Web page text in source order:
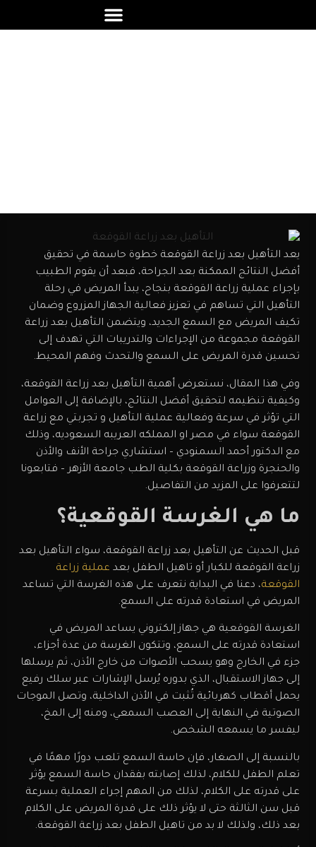
يعد التأهيل بعد زراعة القوقعة خطوة حاسمة في تحقيق
أفضل النتائج الممكنة بعد الجراحة، فبعد أن يقوم الطبيب
بإجراء عملية زراعة القوقعة بنجاح، يبدأ المريض في رحلة
التأهيل التي تساهم في تعزيز فعالية الجهاز المزروع وضمان
تكيف المريض مع السمع الجديد، ويتضمن التأهيل بعد زراعة
القوقعة مجموعة من الإجراءات والتدريبات التي تهدف إلى
تحسين قدرة المريض على السمع والتحدث وفهم المحيط.
وفي هذا المقال، نستعرض أهمية التأهيل بعد زراعة القوقعة،
وكيفية تنظيمه لتحقيق أفضل النتائج، بالإضافة إلى العوامل
التي تؤثر في سرعة وفعالية عملية التأهيل و تجربتي مع زراعة
القوقعة سواء في مصر او المملكه العريبه السعوديه، وذلك
مع الدكتور أحمد السمنودي – استشاري جراحة الأنف والأذن
والحنجرة وزراعة القوقعة بكلية الطب جامعة الأزهر – فتابعونا
لتتعرفوا على المزيد من التفاصيل.
ما هي الغرسة القوقعية؟
قبل الحديث عن التأهيل بعد زراعة القوقعة، سواء التأهيل بعد
زراعة القوقعة للكبار أو تاهيل الطفل بعد عملية زراعة
القوقعة، دعنا في البداية نتعرف على هذه الغرسة التي تساعد
المريض في استعادة قدرته على السمع.
الغرسة القوقعية هي جهاز إلكتروني يساعد المريض في
استعادة قدرته على السمع، وتتكون الغرسة من عدة أجزاء،
جزء في الخارج وهو يسحب الأصوات من خارج الأذن، ثم يرسلها
إلى جهاز الاستقبال، الذي بدوره يُرسل الإشارات عبر سلك رفيع
يحمل أقطاب كهربائية تُثبت في الأذن الداخلية، وتصل الموجات
الصوتية في النهاية إلى العصب السمعي، ومنه إلى المخ،
ليفسر ما يسمعه الشخص.
بالنسبة إلى الصغار، فإن حاسة السمع تلعب دورًا مهمًا في
تعلم الطفل للكلام، لذلك إصابته بفقدان حاسة السمع يؤثر
على قدرته على الكلام، لذلك من المهم إجراء العملية بسرعة
قبل سن الثالثة حتى لا يؤثر ذلك على قدرة المريض على الكلام
بعد ذلك، ولذلك لا بد من تاهيل الطفل بعد زراعة القوقعة.